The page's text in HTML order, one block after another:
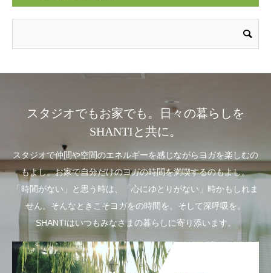
スタジオでもお家でも。日々の暮らしを
SHANTIと共に。
スタジオで仲間や空間のエネルギーを感じながらヨガを楽しむの
もよし。お家で自分だけのヨガの時間を満喫するのもよし。
「時間がない」と思う時は、「心にゆとりがない」時かもしれま
せん。そんなときこそヨガをの時間を。そして深呼吸を。
SHANTIはいつもみなさまの暮らしに寄り添います。